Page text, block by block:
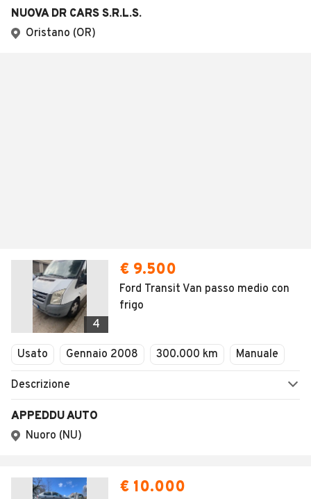
NUOVA DR CARS S.R.L.S.
Oristano (OR)
4
€ 9.500
Ford Transit Van passo medio con
frigo
Usato Gennaio 2008 300.000 km Manuale
Descrizione
APPEDDU AUTO
Nuoro (NU)
€ 10.000